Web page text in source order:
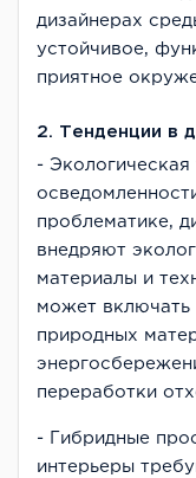
дизайнерах
устойчивое,
приятное
2. Тенденции в
- Экологическая
проблематике,
внедряют
материалы и
может включать
природных
переработки
- Гибридные
интерьеры